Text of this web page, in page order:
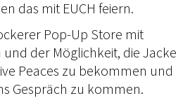
das mit EUCH feiern.
Pop-Up Store mit
der Möglichkeit, die Jacke
Peaces zu bekommen und
Gespräch zu kommen.